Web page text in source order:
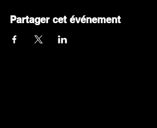
Partager cet événement